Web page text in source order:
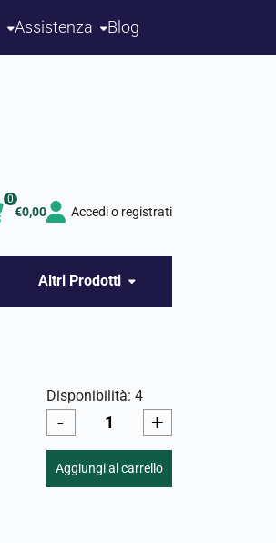
Assistenza Blog
€0,00
0
Accedi o registrati
Altri Prodotti
Disponibilità: 4
- +
Aggiungi al carrello